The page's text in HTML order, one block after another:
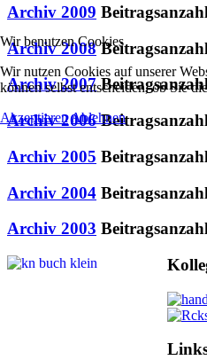
Archiv 2009
Archiv 2008
Archiv 2007
Archiv 2006
Archiv 2005
Archiv 2004
Archiv 2003
Wir benutzen Cookies
Wir nutzen Cookies auf unserer
können selbst entscheiden, ob Sie
AkzeptierenAblehnen